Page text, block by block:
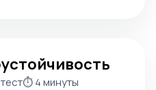
⏱️ 4 минуты